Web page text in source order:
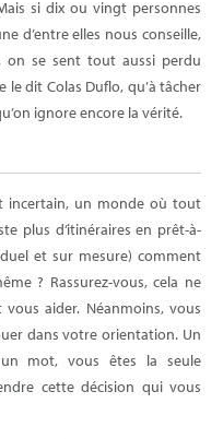
si dix ou vingt personnes
d’entre elles nous conseille,
on se sent tout aussi perdu
le dit Colas Duflo, qu’à tâcher
ignore encore la vérité.
incertain, un monde où tout
plus d’itinéraires en prêt-à-
et sur mesure) comment
? Rassurez-vous, cela ne
aider. Néanmoins, vous
dans votre orientation. Un
mot, vous êtes la seule
cette décision qui vous